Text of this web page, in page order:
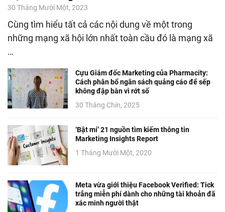
30 Tháng Mười Một, 2023
Cùng tìm hiểu tất cả các nội dung về một trong
những mạng xã hội lớn nhất toàn cầu đó là mạng xã
…
Cựu Giám đốc Marketing của Pharmacity:
Cách phân bổ ngân sách quảng cáo để sếp
không đập bàn vì rớt số
30 Tháng Chín, 2025
‘Bật mí’ 21 nguồn tìm kiếm thông tin
Marketing Insights Report
1 Tháng Mười Một, 2020
Meta vừa giới thiệu Facebook Verified: Tick
trắng miễn phí dành cho những tài khoản đã
xác minh người thật